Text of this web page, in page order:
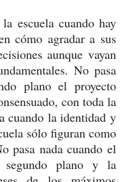
cuando hay
cómo agradar a sus
aunque vayan
No pasa
plano el proyecto
con toda la
cuando la identidad y
sólo figuran como
pasa nada cuando el
segundo plano y la